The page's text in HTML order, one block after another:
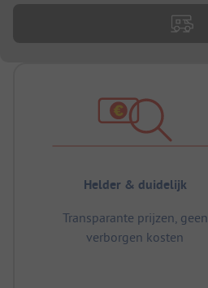
Helder & duidelijk
Transparante prijzen, geen
verborgen kosten